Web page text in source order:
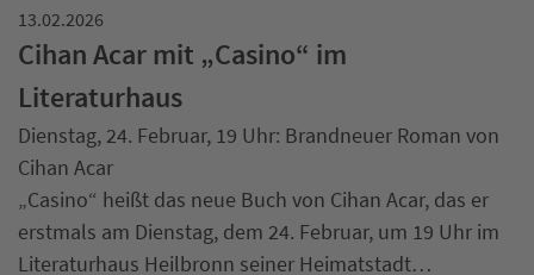
13.02.2026
Cihan Acar mit „Casino“ im
Literaturhaus
Dienstag, 24. Februar, 19 Uhr: Brandneuer Roman von
Cihan Acar
„Casino“ heißt das neue Buch von Cihan Acar, das er
erstmals am Dienstag, dem 24. Februar, um 19 Uhr im
Literaturhaus Heilbronn seiner Heimatstadt…